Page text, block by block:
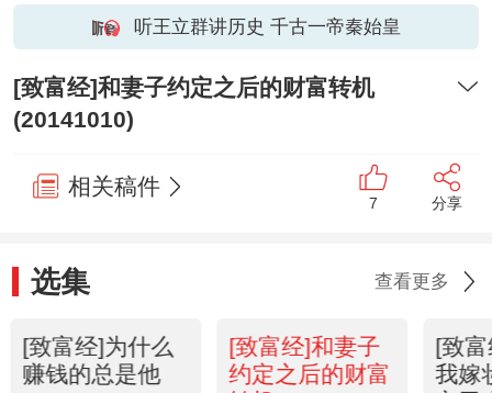
听王立群讲历史 千古一帝秦始皇
[致富经]和妻子约定之后的财富转机
(20141010)
相关稿件
7 分享
选集 查看更多
[致富经]为什么
赚钱的总是他
[致富经]和妻子
约定之后的财富
[致
我嫁